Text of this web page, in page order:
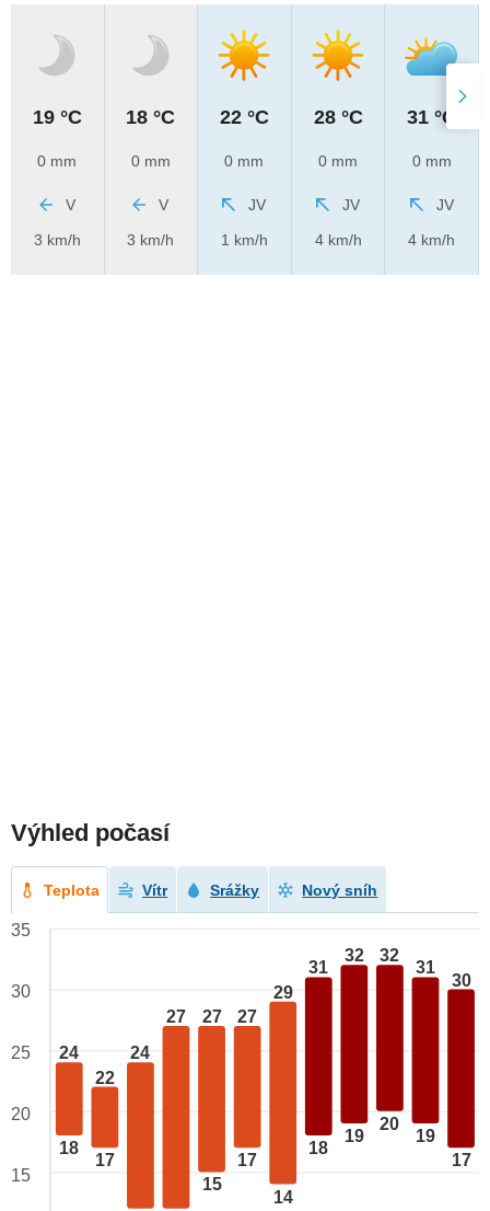
19 °C
0 mm
V
3 km/h
18 °C
0 mm
V
3 km/h
22 °C
0 mm
JV
1 km/h
28 °C
0 mm
JV
4 km/h
31 °C
0 mm
JV
4 km/h
Výhled počasí
Teplota Vítr Srážky Nový sníh
24
18
22
17
24
27 27
15
27
17
29
14
31
18
32
19
32
20
31
19
30
17
35
30
25
20
15